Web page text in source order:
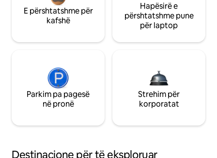
E përshtatshme për
kafshë
Hapësirë e
përshtatshme pune
për laptop
Parkim pa pagesë
në pronë
Strehim për
korporatat
Destinacione për të eksploruar